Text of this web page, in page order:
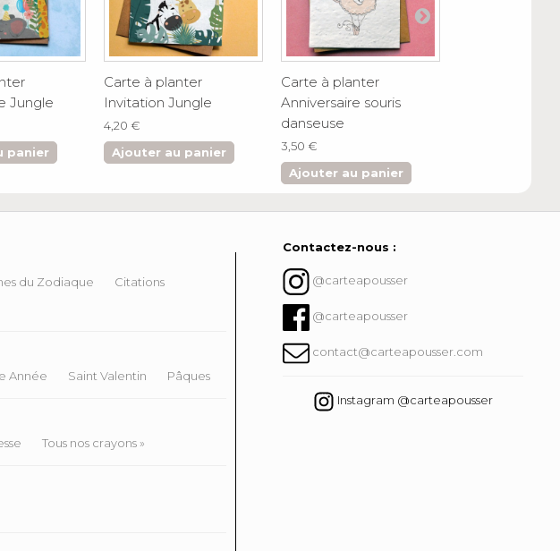
Jungle
panier
Carte à planter
Invitation Jungle
4,20 €
Ajouter au panier
Carte à planter
Anniversaire souris
danseuse
3,50 €
Ajouter au panier
du Zodiaque
Citations
Année Saint Valentin Pâques
Tous nos crayons »
Contactez-nous :
@carteapousser
@carteapousser
contact@carteapousser.com
Instagram @carteapousser